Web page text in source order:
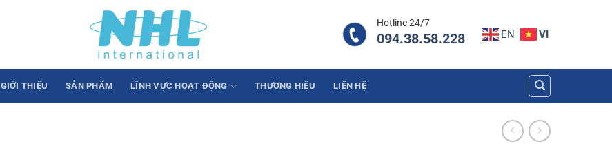
Hotline 24/7
094.38.58.228 EN VI
GIỚI THIỆU SẢN PHẨM LĨNH VỰC HOẠT ĐỘNG THƯƠNG HIỆU LIÊN HỆ